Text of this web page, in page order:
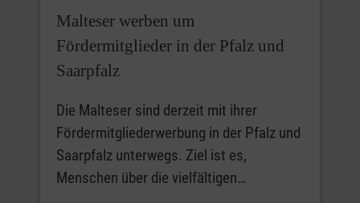
Malteser werben um
Fördermitglieder in der Pfalz und
Saarpfalz
Die Malteser sind derzeit mit ihrer
Fördermitgliederwerbung in der Pfalz und
Saarpfalz unterwegs. Ziel ist es,
Menschen über die vielfältigen…